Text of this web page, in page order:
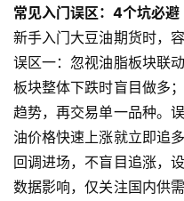
黄
金
期
货
常见入门误区：4个坑必避
新手入门大豆油期货时，
误区一：忽视油脂板块联
板块整体下跌时盲目做多
趋势，再交易单一品种。
油价格快速上涨就立即追
回调进场，不盲目追涨，
数据影响，仅关注国内供